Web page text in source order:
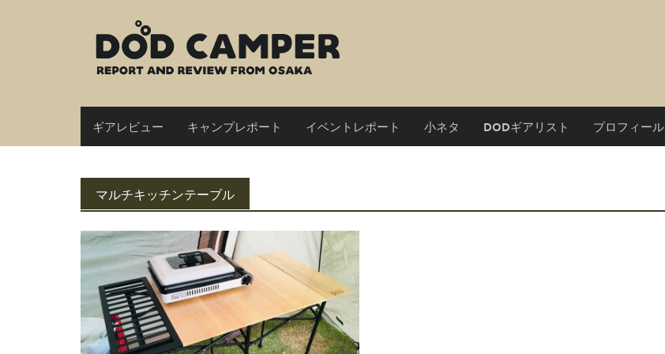
ギアレビュー キャンプレポート イベントレポート 小ネタ DODギアリスト プロフィール
マルチキッチンテーブル